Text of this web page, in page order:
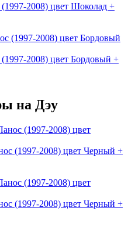
2008) цвет Шоколад +
2008) цвет Бордовый +
на Дэу
(1997-2008) цвет Черный +
(1997-2008) цвет Черный +